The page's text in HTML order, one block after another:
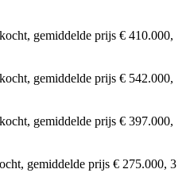
gemiddelde prijs € 410.000,
gemiddelde prijs € 542.000,
gemiddelde prijs € 397.000,
gemiddelde prijs € 275.000, 3